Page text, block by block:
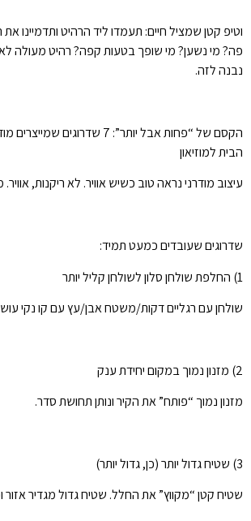
וטיפ קטן שמציל חיים: תעמדו ליד הרהיט ותדמיינו
פה? מי נשען? מי שופך בטעות קפה? רהיט מעולה
נבנה לזה.
הקסם של “פחות אבל יותר”: 7
הבית למוזיאון
עיצוב מודרני נראה טוב כשיש אוויר. לא ריקנות, אוויר.
שדרוגים שעובדים כמעט תמיד:
1) החלפת שולחן סלון לשולחן קליל יותר
שולחן עם רגליים דקות/משטח אבן/עץ עם קו נקי
2) מזנון נמוך במקום יחידת ענק
מזנון נמוך “פותח” את הקיר ונותן תחושת סדר.
3) שטיח גדול יותר (כן, גדול יותר)
שטיח קטן “מקווץ” את החלל. שטיח גדול מגדיר אזור